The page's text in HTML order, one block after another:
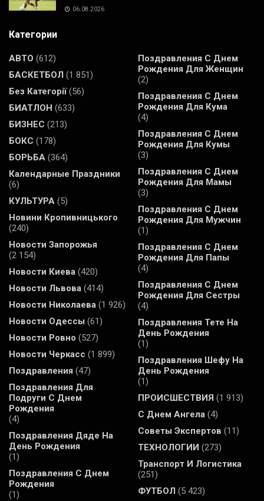
06.08.2026
Категории
АВТО (612)
БАСКЕТБОЛ (1 851)
Без Категорії(56)
БИАТЛОН (633)
БИЗНЕС (213)
БОКС (178)
БОРЬБА (364)
Календарные Праздники
(6)
КУЛЬТУРА (5)
Новини Кропивницького
(240)
Новости Запорожья
(2 154)
Новости Киева (420)
Новости Львова (414)
Новости Николаева (1 926)
Новости Одессы (61)
Новости Ровно (527)
Новости Черкасс (1 899)
Поздравления (47)
Поздравления Для
Подруги С Днем
Рождения
(4)
Поздравления Дяде На
День Рождения
(1)
Поздравления С Днем
Рождения
(1)
Поздравления С Днем
Рождения Для Женщин
(2)
Поздравления С Днем
Рождения Для Кума
(4)
Поздравления С Днем
Рождения Для Кумы
(3)
Поздравления С Днем
Рождения Для Мамы
(3)
Поздравления С Днем
Рождения Для Мужчин
(1)
Поздравления С Днем
Рождения Для Папы
(4)
Поздравления С Днем
Рождения Для Сестры
(4)
Поздравления Тете На
День Рождения
(1)
Поздравления Шефу На
День Рождения
(1)
ПРОИСШЕСТВИЯ (1 913)
С Днем Ангела (4)
Советы Экспертов (11)
ТЕХНОЛОГИИ (273)
Транспорт И Логистика
(251)
ФУТБОЛ (5 423)